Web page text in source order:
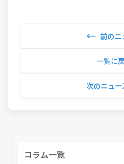
← 前のニ
一覧に
次のニュー
コラム一覧